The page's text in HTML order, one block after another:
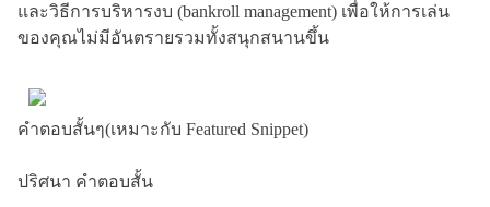
และวิธีการบริหารงบ (bankroll management) เพื่อให้การเล่น
ของคุณไม่มีอันตรายรวมทั้งสนุกสนานขึ้น
คำตอบสั้นๆ(เหมาะกับ Featured Snippet)
ปริศนา คำตอบสั้น